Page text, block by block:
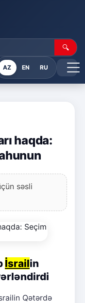
🔍
AZ EN RU
haqda:
səsli
İsrailin
Qətərdə